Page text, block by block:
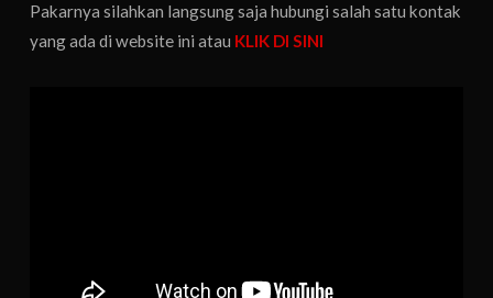
Pakarnya silahkan langsung saja hubungi salah satu kontak
yang ada di website ini atau KLIK DI SINI